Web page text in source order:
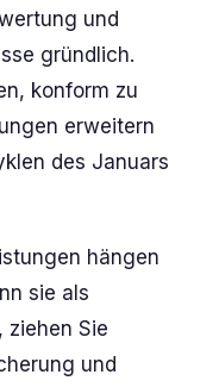
und
gründlich.
konform zu
erweitern
des Januars
hängen
sie als
ziehen Sie
und